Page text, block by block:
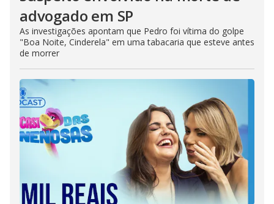
advogado em SP
As investigações apontam que Pedro foi vítima do golpe
"Boa Noite, Cinderela" em uma tabacaria que esteve antes
de morrer